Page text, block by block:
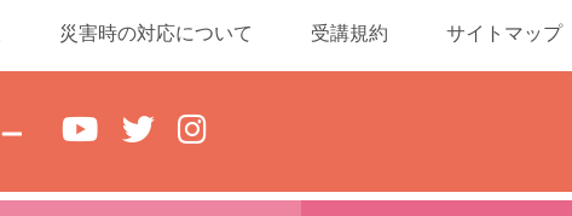
災害時の対応について 受講規約 サイトマップ